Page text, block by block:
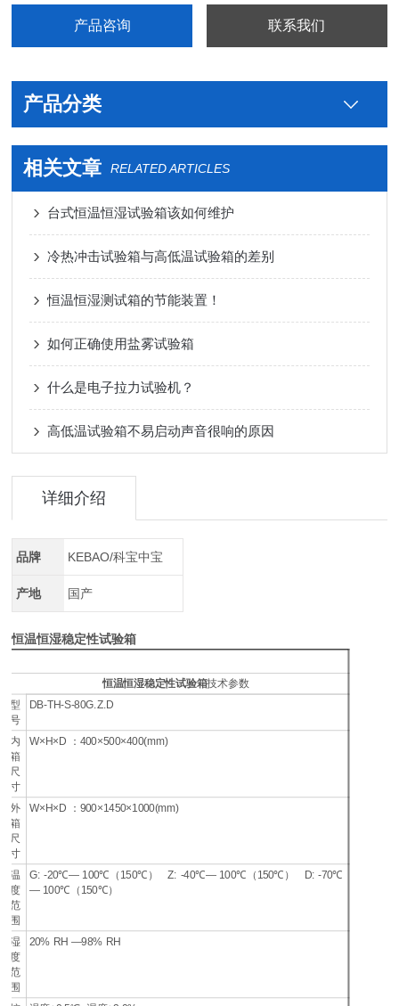
产品咨询 联系我们
产品分类
相关文章 RELATED ARTICLES
台式恒温恒湿试验箱该如何维护
冷热冲击试验箱与高低温试验箱的差别
恒温恒湿测试箱的节能装置！
如何正确使用盐雾试验箱
什么是电子拉力试验机？
高低温试验箱不易启动声音很响的原因
详细介绍
品牌 KEBAO/科宝中宝
产地 国产
恒温恒湿稳定性试验箱
恒温恒湿稳定性试验箱技术参数
型
号
DB-TH-S-80G.Z.D
内
箱
尺
寸
W×H×D ：400×500×400(mm)
外
箱
尺
寸
W×H×D ：900×1450×1000(mm)
温
度
范
围
G: -20℃— 100℃（150℃） Z: -40℃— 100℃（150℃） D: -70℃
— 100℃（150℃）
湿
度
范
围
20% RH —98% RH